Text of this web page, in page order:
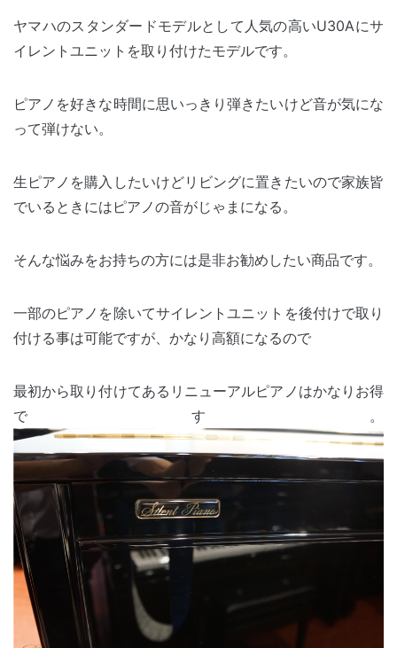
ヤマハのスタンダードモデルとして人気の高いU30Aにサ
イレントユニットを取り付けたモデルです。
ピアノを好きな時間に思いっきり弾きたいけど音が気にな
って弾けない。
生ピアノを購入したいけどリビングに置きたいので家族皆
でいるときにはピアノの音がじゃまになる。
そんな悩みをお持ちの方には是非お勧めしたい商品です。
一部のピアノを除いてサイレントユニットを後付けで取り
付ける事は可能ですが、かなり高額になるので
最初から取り付けてあるリニューアルピアノはかなりお得
です。